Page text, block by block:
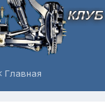
Главная